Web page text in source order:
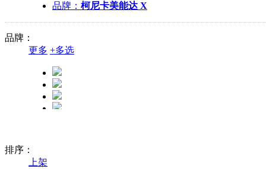
品牌： 柯尼卡美能达 X
品牌：
更多 +多选
排序：
上架